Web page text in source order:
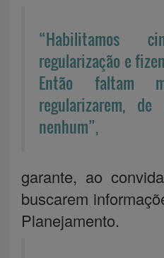
“Habilitamos
regularização e
Então faltam
regularizarem,
nenhum”,
garante, ao
buscarem
Planejamento.